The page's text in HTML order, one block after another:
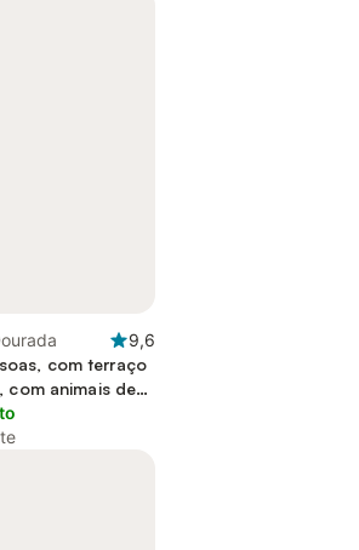
9,6
com terraço
com animais de